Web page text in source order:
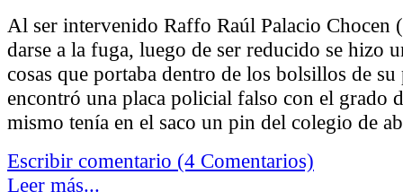
Al ser intervenido Raffo Raúl Palacio Chocen
darse a la fuga, luego de ser reducido se hizo
cosas que portaba dentro de los bolsillos de su
encontró una placa policial falso con el grado
mismo tenía en el saco un pin del colegio de
Escribir comentario (4 Comentarios)
Leer más...